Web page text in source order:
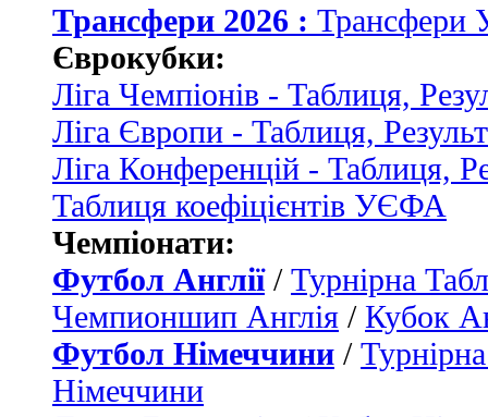
Трансфери 2026 : Трансфери
Єврокубки:
Ліга Чемпіонів - Таблиця,
Ліга Європи - Таблиця,
Ліга Конференцій - Таблиця,
Таблиця коефіцієнтів УЄФА
Чемпіонати:
Футбол Англії/ Турнірна
Чемпионшип Англія / Кубок
Футбол Німеччини /
Німеччини